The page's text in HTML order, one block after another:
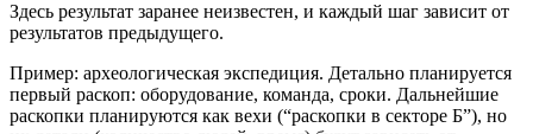
Здесь результат заранее неизвестен, и каждый шаг зависит от
результатов предыдущего.
Пример: археологическая экспедиция. Детально планируется
первый раскоп: оборудование, команда, сроки. Дальнейшие
раскопки планируются как вехи (“раскопки в секторе Б”), но